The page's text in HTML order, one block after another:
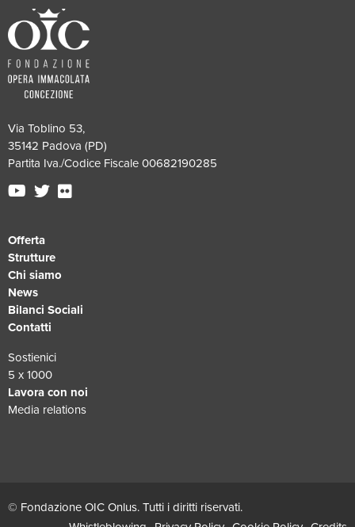
Via Toblino 53,
35142 Padova (PD)
Partita Iva./Codice Fiscale 00682190285
Offerta
Strutture
Chi siamo
News
Bilanci Sociali
Contatti
Sostienici
5 x 1000
Lavora con noi
Media relations
© Fondazione OIC Onlus. Tutti i diritti riservati.